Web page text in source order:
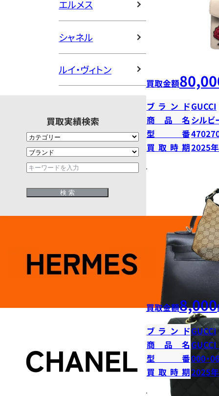
エルメス
シャネル
ルイ・ヴィトン
買取実績検索
買取金額
ブランドGUCCI
商品名 シルビ
型番
買取時期2025
買取金額8,000
ブランドGUCCI
商品名GUCCI
型番000・
買取時期2025